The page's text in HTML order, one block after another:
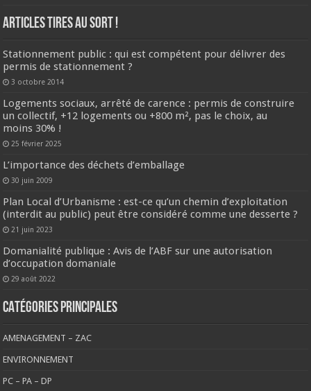
ARTICLES TIRES AU SORT !
Stationnement public : qui est compétent pour délivrer des
permis de stationnement ?
3 octobre 2014
Logements sociaux, arrêté de carence : permis de construire
un collectif, +12 logements ou +800 m², pas le choix, au
moins 30% !
25 février 2025
L’importance des déchets d’emballage
30 juin 2009
Plan Local d’Urbanisme : est-ce qu’un chemin d’exploitation
(interdit au public) peut être considéré comme une desserte ?
21 juin 2023
Domanialité publique : Avis de l’ABF sur une autorisation
d’occupation domaniale
29 août 2022
CATÉGORIES PRINCIPALES
AMENAGEMENT – ZAC
ENVIRONNEMENT
PC – PA – DP